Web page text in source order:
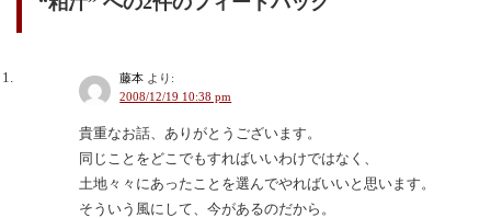
藤本 より:
2008/12/19 10:38 pm
貴重なお話、ありがとうございます。
同じことをどこでもすればいいわけではなく、
土地々々にあったことを選んでやればいいと思います。
そういう風にして、今があるのだから。